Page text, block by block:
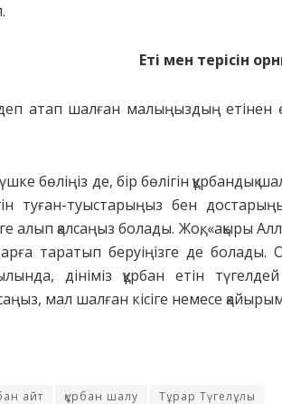
Еті мен терісін
деп атап шалған малыңыздың етінен
бөліңіз де, бір бөлігін
туған-туыстарыңыз бен
алып қалсаңыз болады. Жоқ, «ақыры
таратып беруіңізге де болады.
дініміз құрбан етін
мал шалған кісіге немесе
айт құрбан шалу Тұрар Түгелұлы